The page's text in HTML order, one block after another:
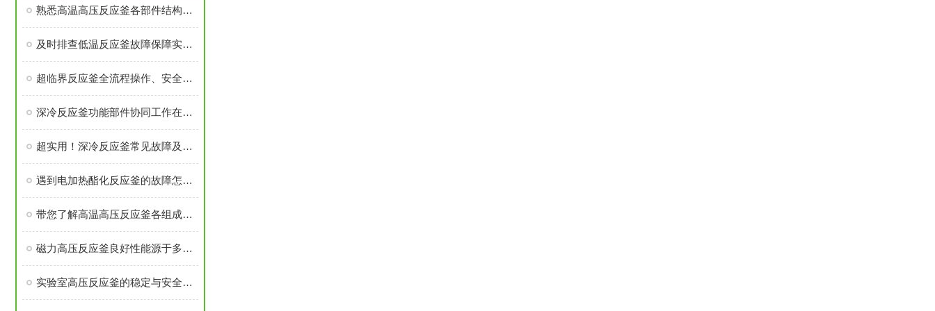
熟悉高温高压反应釜各部件结构与作用保障实验过程安全稳定
及时排查低温反应釜故障保障实验与生产工序稳定开展
超临界反应釜全流程操作、安全管控与日常维护要求
深冷反应釜功能部件协同工作在低温度下维持反应体系的稳定性
超实用！深冷反应釜常见故障及解决办法大汇总
遇到电加热酯化反应釜的故障怎么办
带您了解高温高压反应釜各组成部件的功能特点
磁力高压反应釜良好性能源于多个高可靠性功能模块的精密集成
实验室高压反应釜的稳定与安全源于多个核心部件的科学设计